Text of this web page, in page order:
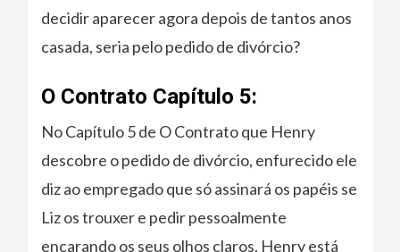
decidir aparecer agora depois de tantos anos
casada, seria pelo pedido de divórcio?
O Contrato Capítulo 5:
No Capítulo 5 de O Contrato que Henry
descobre o pedido de divórcio, enfurecido ele
diz ao empregado que só assinará os papéis se
Liz os trouxer e pedir pessoalmente
encarando os seus olhos claros, Henry está